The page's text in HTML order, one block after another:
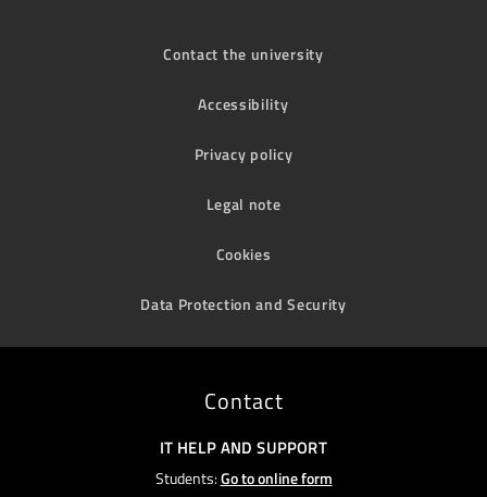
Contact the university
Accessibility
Privacy policy
Legal note
Cookies
Data Protection and Security
Contact
IT HELP AND SUPPORT
Students:Go to online form